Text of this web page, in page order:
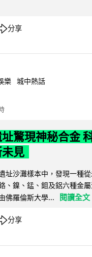
分享
樂 城中熱話
驚現神秘合金
見
址沙灘樣本中，發現一種
、鎳、錳、鉬及鋁六種金
佛羅倫斯大學...
閱讀全文
分享